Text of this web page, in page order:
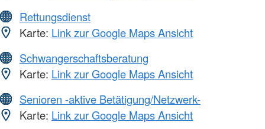
Rettungsdienst
Karte: Link zur Google Maps Ansicht
Schwangerschaftsberatung
Karte: Link zur Google Maps Ansicht
Senioren -aktive Betätigung/Netzwerk-
Karte: Link zur Google Maps Ansicht